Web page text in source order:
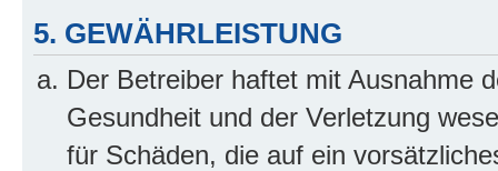
5. GEWÄHRLEISTUNG
Der Betreiber haftet mit Ausnahme
Gesundheit und der Verletzung
für Schäden, die auf ein